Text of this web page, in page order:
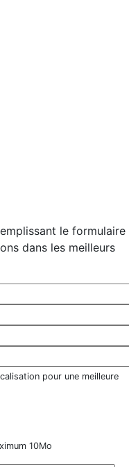
le formulaire
dans les meilleurs
pour une meilleure
10Mo